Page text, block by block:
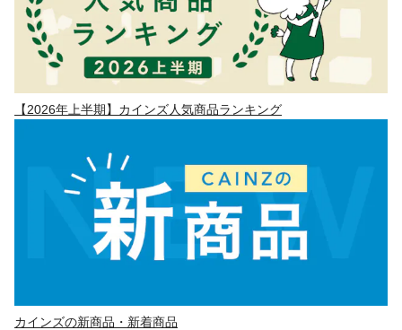
【2026年上半期】カインズ人気商品ランキング
カインズの新商品・新着商品